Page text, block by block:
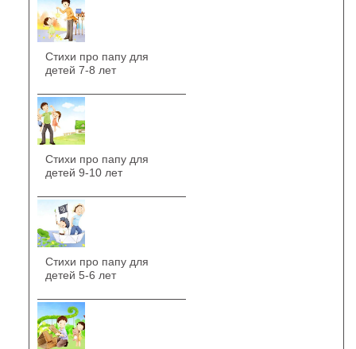
Стихи про папу для
детей 7-8 лет
Стихи про папу для
детей 9-10 лет
Стихи про папу для
детей 5-6 лет